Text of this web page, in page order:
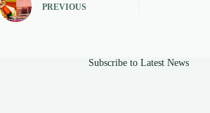
PREVIOUS
Subscribe to Latest News